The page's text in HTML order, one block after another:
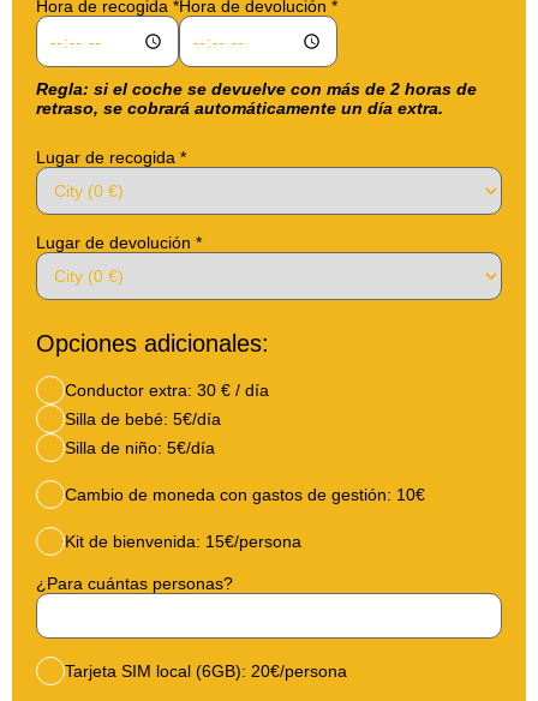
Hora de recogida *Hora de devolución *
Regla: si el coche se devuelve con más de 2 horas de
retraso, se cobrará automáticamente un día extra.
Lugar de recogida *
Lugar de devolución *
Opciones adicionales:
Conductor extra: 30 € / día
Silla de bebé: 5€/día
Silla de niño: 5€/día
Cambio de moneda con gastos de gestión: 10€
Kit de bienvenida: 15€/persona
¿Para cuántas personas?
Tarjeta SIM local (6GB): 20€/persona